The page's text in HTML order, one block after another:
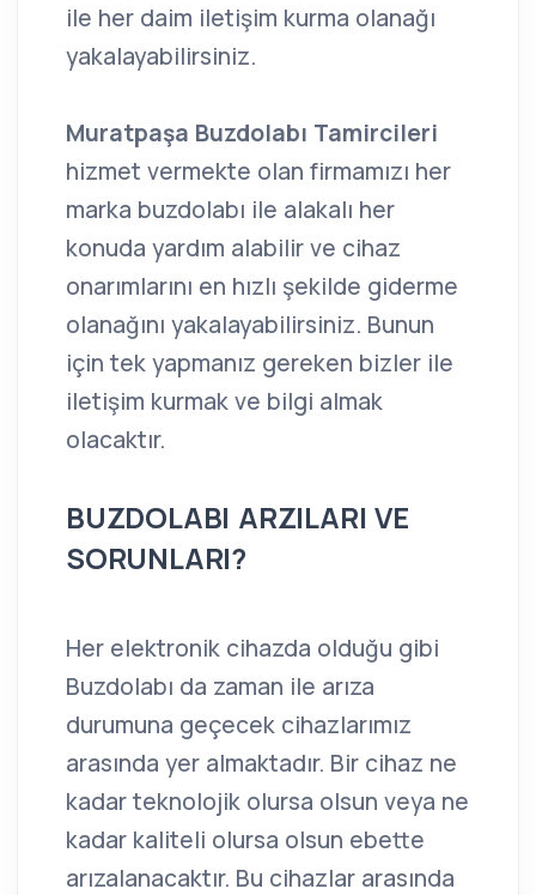
ile her daim iletişim kurma olanağı
yakalayabilirsiniz.
Muratpaşa Buzdolabı Tamircileri
hizmet vermekte olan firmamızı her
marka buzdolabı ile alakalı her
konuda yardım alabilir ve cihaz
onarımlarını en hızlı şekilde giderme
olanağını yakalayabilirsiniz. Bunun
için tek yapmanız gereken bizler ile
iletişim kurmak ve bilgi almak
olacaktır.
BUZDOLABI ARZILARI VE
SORUNLARI?
Her elektronik cihazda olduğu gibi
Buzdolabı da zaman ile arıza
durumuna geçecek cihazlarımız
arasında yer almaktadır. Bir cihaz ne
kadar teknolojik olursa olsun veya ne
kadar kaliteli olursa olsun ebette
arızalanacaktır. Bu cihazlar arasında